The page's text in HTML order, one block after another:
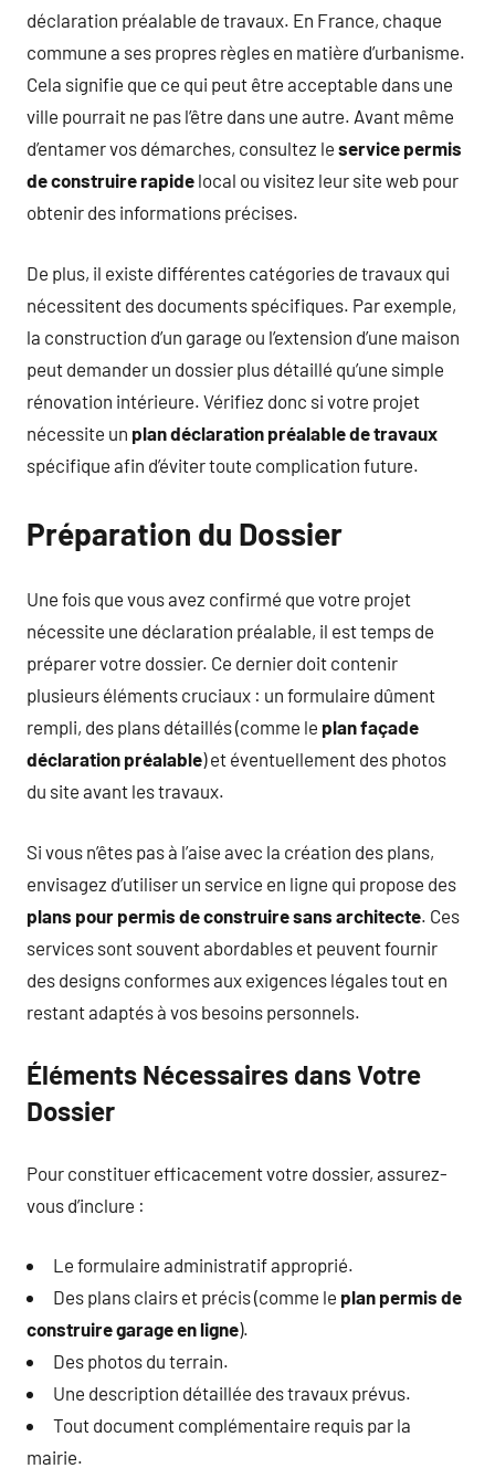
déclaration préalable de travaux. En France, chaque
commune a ses propres règles en matière d’urbanisme.
Cela signifie que ce qui peut être acceptable dans une
ville pourrait ne pas l’être dans une autre. Avant même
d’entamer vos démarches, consultez le service permis
de construire rapide local ou visitez leur site web pour
obtenir des informations précises.
De plus, il existe différentes catégories de travaux qui
nécessitent des documents spécifiques. Par exemple,
la construction d’un garage ou l’extension d’une maison
peut demander un dossier plus détaillé qu’une simple
rénovation intérieure. Vérifiez donc si votre projet
nécessite un plan déclaration préalable de travaux
spécifique afin d’éviter toute complication future.
Préparation du Dossier
Une fois que vous avez confirmé que votre projet
nécessite une déclaration préalable, il est temps de
préparer votre dossier. Ce dernier doit contenir
plusieurs éléments cruciaux : un formulaire dûment
rempli, des plans détaillés (comme le plan façade
déclaration préalable) et éventuellement des photos
du site avant les travaux.
Si vous n’êtes pas à l’aise avec la création des plans,
envisagez d’utiliser un service en ligne qui propose des
plans pour permis de construire sans architecte. Ces
services sont souvent abordables et peuvent fournir
des designs conformes aux exigences légales tout en
restant adaptés à vos besoins personnels.
Éléments Nécessaires dans Votre
Dossier
Pour constituer efficacement votre dossier, assurez-
vous d’inclure :
Le formulaire administratif approprié.
Des plans clairs et précis (comme le plan permis de
construire garage en ligne).
Des photos du terrain.
Une description détaillée des travaux prévus.
Tout document complémentaire requis par la
mairie.